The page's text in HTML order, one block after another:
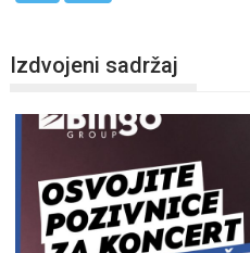
Izdvojeni sadržaj